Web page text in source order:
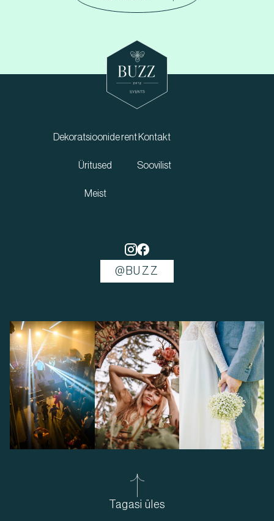
@BUZZ
Dekoratsioonide rent
Üritused
Meist
Kontakt
Soovilist
Tagasi üles